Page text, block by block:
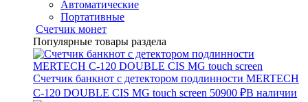
Автоматические
Портативные
Счетчик монет
Популярные товары раздела
Счетчик банкнот с детектором подлинности MERTECH
C-120 DOUBLE CIS MG touch screen 50900 ₽В наличии